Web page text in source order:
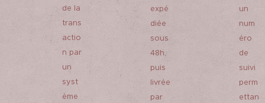
de la
trans
actio
n par
un
syst
ème
expé
diée
sous
48h,
puis
livrée
par
un
num
éro
de
suivi
perm
ettan